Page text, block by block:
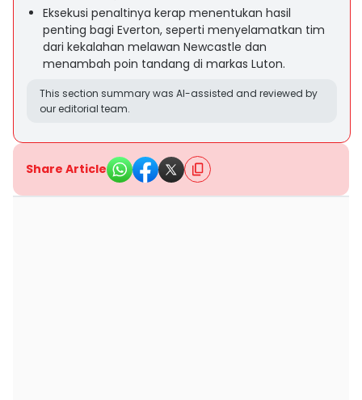
Eksekusi penaltinya kerap menentukan hasil
penting bagi Everton, seperti menyelamatkan tim
dari kekalahan melawan Newcastle dan
menambah poin tandang di markas Luton.
This section summary was AI-assisted and reviewed by
our editorial team.
Share Article